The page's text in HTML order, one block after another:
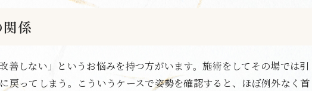
係
善しない」というお悩みを持つ方がいます。施術をしてその場では引
戻ってしまう。こういうケースで姿勢を確認すると、ほぼ例外なく首